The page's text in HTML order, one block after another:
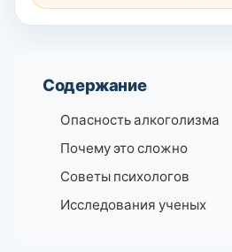
Содержание
Опасность алкоголизма
Почему это сложно
Советы психологов
Исследования ученых